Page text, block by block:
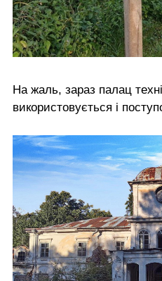
На жаль, зараз палац
використовується і